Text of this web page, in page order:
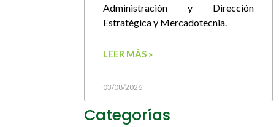
Administración y Dirección
Estratégica y Mercadotecnia.
LEER MÁS »
03/08/2026
Categorías